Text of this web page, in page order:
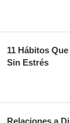
11 Hábitos
Sin Estrés